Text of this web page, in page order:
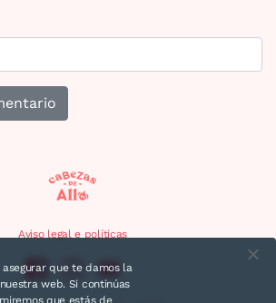
Aviso legal e políticas
que te damos la
web. Si continúas
que estás de